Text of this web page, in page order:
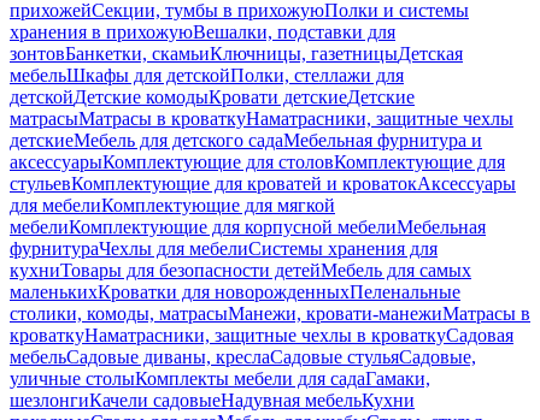
прихожейСекции, тумбы в прихожуюПолки и системы
хранения в прихожуюВешалки, подставки для
зонтовБанкетки, скамьиКлючницы, газетницыДетская
мебельШкафы для детскойПолки, стеллажи для
детскойДетские комодыКровати детскиеДетские
матрасыМатрасы в кроваткуНаматрасники, защитные чехлы
детскиеМебель для детского садаМебельная фурнитура и
аксессуарыКомплектующие для столовКомплектующие для
стульевКомплектующие для кроватей и кроватокАксессуары
для мебелиКомплектующие для мягкой
мебелиКомплектующие для корпусной мебелиМебельная
фурнитураЧехлы для мебелиСистемы хранения для
кухниТовары для безопасности детейМебель для самых
маленькихКроватки для новорожденныхПеленальные
столики, комоды, матрасыМанежи, кровати-манежиМатрасы в
кроваткуНаматрасники, защитные чехлы в кроваткуСадовая
мебельСадовые диваны, креслаСадовые стульяСадовые,
уличные столыКомплекты мебели для садаГамаки,
шезлонгиКачели садовыеНадувная мебельКухни